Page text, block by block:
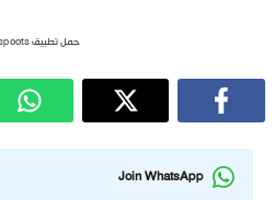
حمل تطبيق newspoots
Join WhatsApp